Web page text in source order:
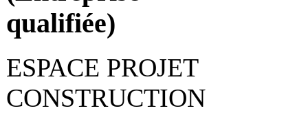
qualifiée)
ESPACE PROJET
CONSTRUCTION